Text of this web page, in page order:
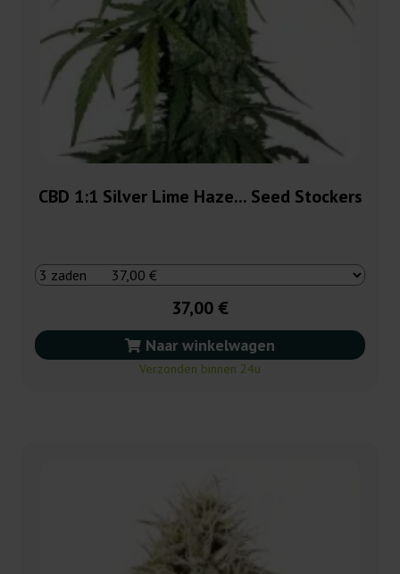
CBD 1:1 Silver Lime Haze... Seed Stockers
37,00 €
Naar winkelwagen
Verzonden binnen 24u